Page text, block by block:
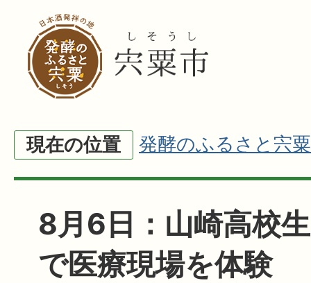
現在の位置 発酵のふるさと宍粟
8月6日：山崎高校
で医療現場を体験